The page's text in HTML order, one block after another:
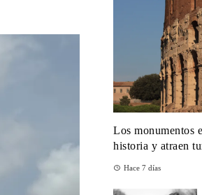
Los monumentos
historia y atraen
Hace 7 días